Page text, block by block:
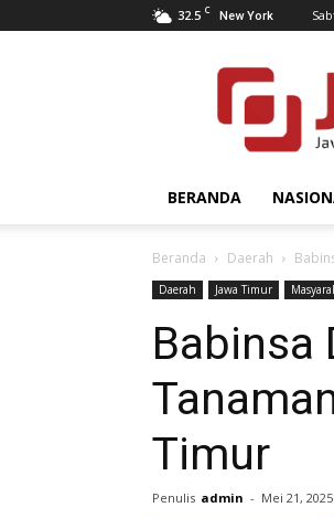
32.5 C New York
JNN.co.id
BERANDA
Beranda Daerah
Daerah Jawa Timur
Babinsa
Timur
Penulis admin - Mei 21, 2025